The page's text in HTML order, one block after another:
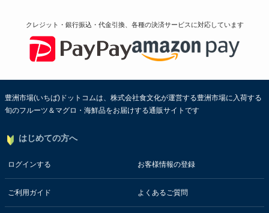
クレジット・銀行振込・代金引換、各種の決済サービスに対応しています
豊洲市場(いちば)ドットコムは、株式会社食文化が運営する豊洲市場に入荷する
旬のフルーツ＆マグロ・海鮮品をお届けする通販サイトです
はじめての方へ
ログインする お客様情報の登録
ご利用ガイド よくあるご質問